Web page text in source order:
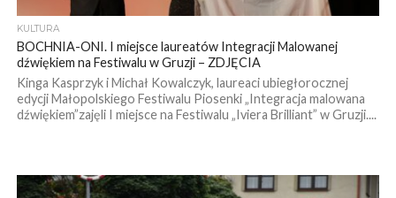
KULTURA
BOCHNIA-ONI. I miejsce laureatów Integracji Malowanej
dźwiękiem na Festiwalu w Gruzji – ZDJĘCIA
Kinga Kasprzyk i Michał Kowalczyk, laureaci ubiegłorocznej
edycji Małopolskiego Festiwalu Piosenki „Integracja malowana
dźwiękiem”zajęli I miejsce na Festiwalu „Iviera Brilliant” w Gruzji....